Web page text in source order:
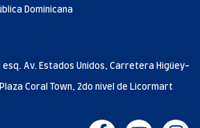
Dominicana
Av. Estados Unidos, Carretera Higüey-
Coral Town, 2do nivel de Licormart